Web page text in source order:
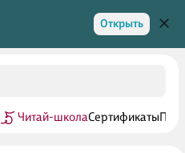
Открыть
Читай-школаСертификаты